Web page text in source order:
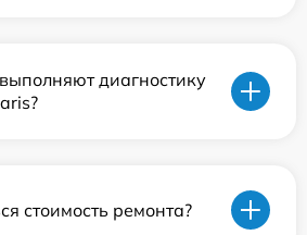
диагностику
стоимость ремонта?